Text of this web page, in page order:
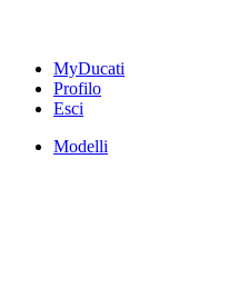
MyDucati
Profilo
Esci
Modelli